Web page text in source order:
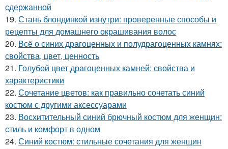
сдержанной
19. Стань блондинкой изнутри: проверенные способы и
рецепты для домашнего окрашивания волос
20. Всё о синих драгоценных и полудрагоценных камнях:
свойства, цвет, ценность
21. Голубой цвет драгоценных камней: свойства и
характеристики
22. Сочетание цветов: как правильно сочетать синий
костюм с другими аксессуарами
23. Восхитительный синий брючный костюм для женщин:
стиль и комфорт в одном
24. Синий костюм: стильные сочетания для женщин